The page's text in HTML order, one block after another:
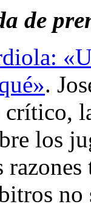
de
.
los
no